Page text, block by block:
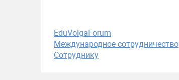
EduVolgaForum
Международное сотрудничество
Сотруднику